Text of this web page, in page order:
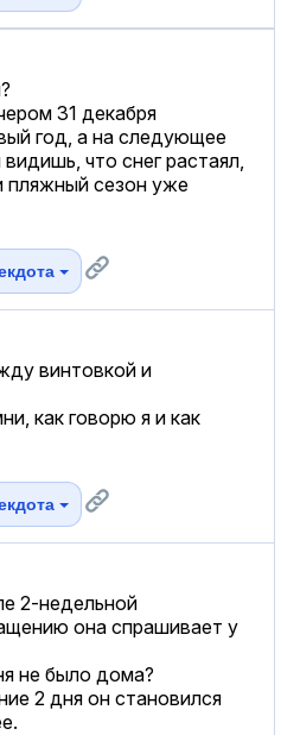
31 декабря
год, а на следующее
что снег растаял,
пляжный сезон уже
винтовкой и
как говорю я и как
2-недельной
она спрашивает у
не было дома?
2 дня он становился